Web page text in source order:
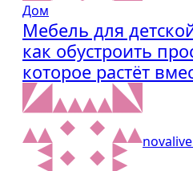
Дом
Мебель для
как обустроить
которое растёт
novalive